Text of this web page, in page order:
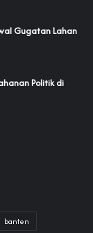
Gugatan Lahan
Politik di
banten